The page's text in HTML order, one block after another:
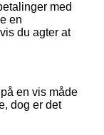
med
en
du agter at
en vis måde
dog er det